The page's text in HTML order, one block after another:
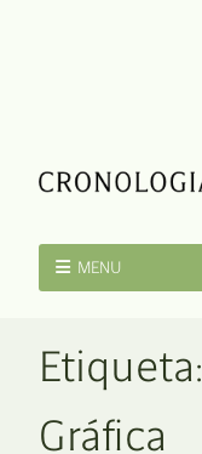
MENU
Etiqueta:
Gráfica